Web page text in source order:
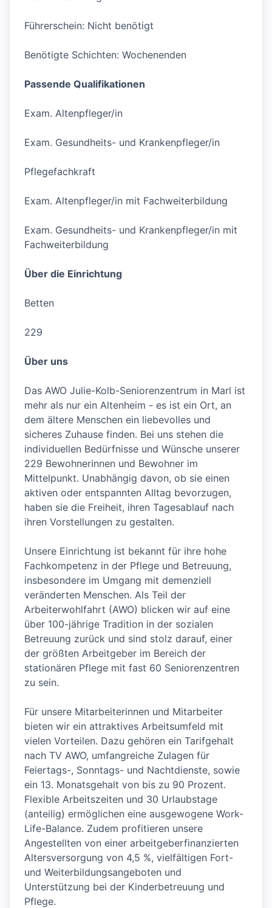
Führerschein: Nicht benötigt
Benötigte Schichten: Wochenenden
Passende Qualifikationen
Exam. Altenpfleger/in
Exam. Gesundheits- und Krankenpfleger/in
Pflegefachkraft
Exam. Altenpfleger/in mit Fachweiterbildung
Exam. Gesundheits- und Krankenpfleger/in mit
Fachweiterbildung
Über die Einrichtung
Betten
229
Über uns
Das AWO Julie-Kolb-Seniorenzentrum in Marl ist
mehr als nur ein Altenheim - es ist ein Ort, an
dem ältere Menschen ein liebevolles und
sicheres Zuhause finden. Bei uns stehen die
individuellen Bedürfnisse und Wünsche unserer
229 Bewohnerinnen und Bewohner im
Mittelpunkt. Unabhängig davon, ob sie einen
aktiven oder entspannten Alltag bevorzugen,
haben sie die Freiheit, ihren Tagesablauf nach
ihren Vorstellungen zu gestalten.
Unsere Einrichtung ist bekannt für ihre hohe
Fachkompetenz in der Pflege und Betreuung,
insbesondere im Umgang mit demenziell
veränderten Menschen. Als Teil der
Arbeiterwohlfahrt (AWO) blicken wir auf eine
über 100-jährige Tradition in der sozialen
Betreuung zurück und sind stolz darauf, einer
der größten Arbeitgeber im Bereich der
stationären Pflege mit fast 60 Seniorenzentren
zu sein.
Für unsere Mitarbeiterinnen und Mitarbeiter
bieten wir ein attraktives Arbeitsumfeld mit
vielen Vorteilen. Dazu gehören ein Tarifgehalt
nach TV AWO, umfangreiche Zulagen für
Feiertags-, Sonntags- und Nachtdienste, sowie
ein 13. Monatsgehalt von bis zu 90 Prozent.
Flexible Arbeitszeiten und 30 Urlaubstage
(anteilig) ermöglichen eine ausgewogene Work-
Life-Balance. Zudem profitieren unsere
Angestellten von einer arbeitgeberfinanzierten
Altersversorgung von 4,5 %, vielfältigen Fort-
und Weiterbildungsangeboten und
Unterstützung bei der Kinderbetreuung und
Pflege.